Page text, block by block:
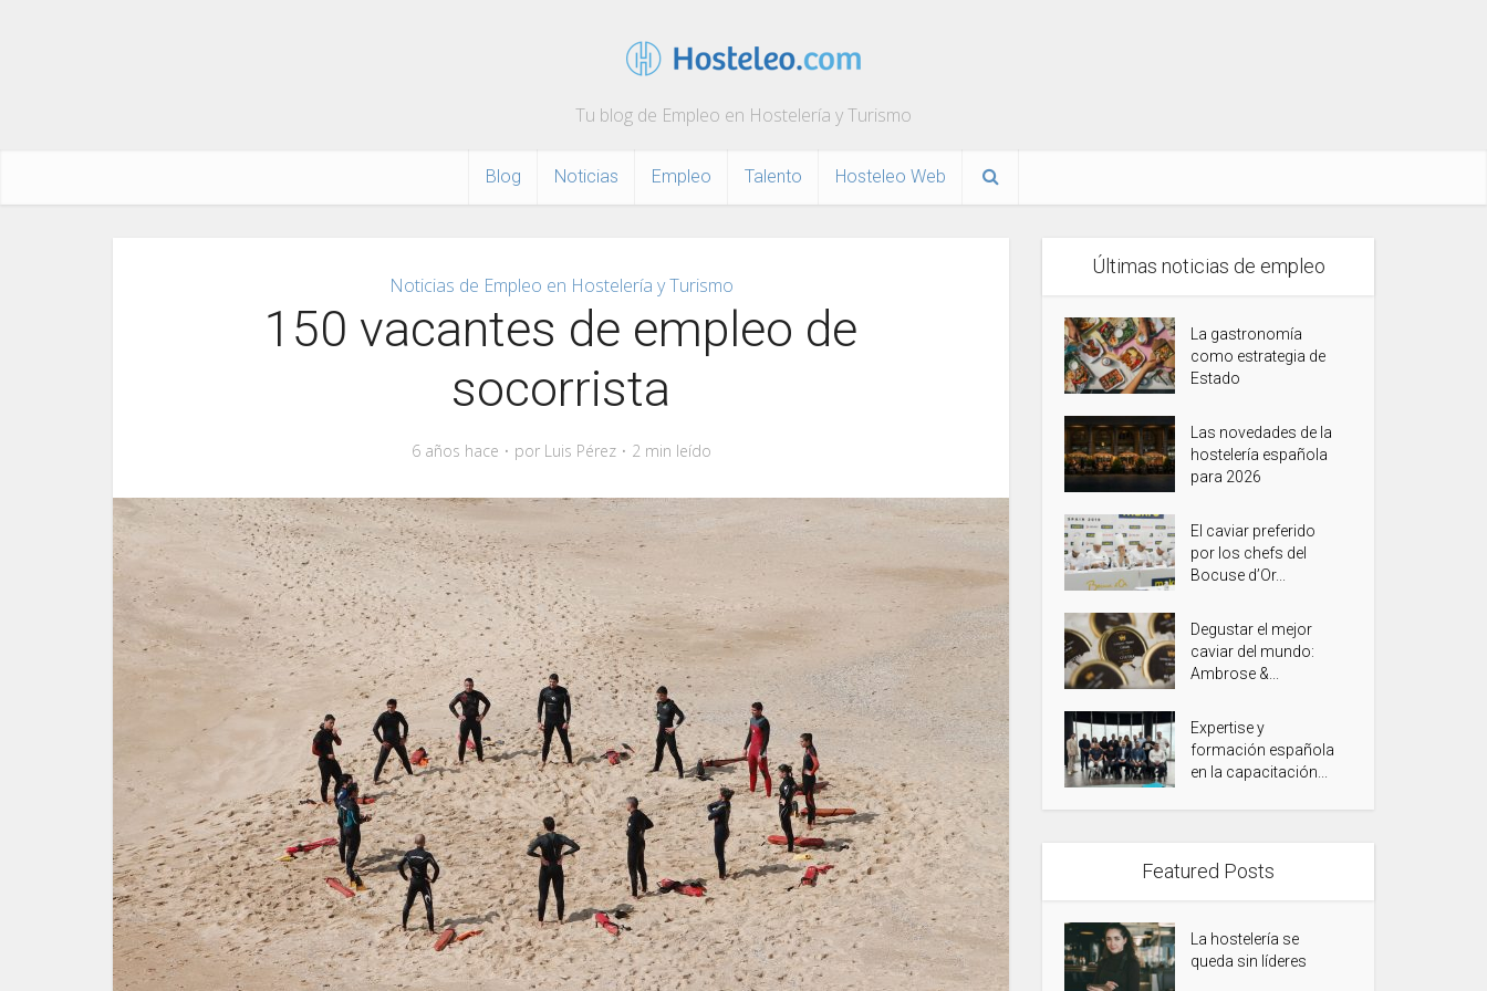
Tu blog de Empleo en Hostelería y Turismo
Blog Noticias Empleo Talento Hosteleo Web
Noticias de Empleo en Hostelería y Turismo
150 vacantes de empleo de
socorrista
6 años hace por Luis Pérez 2 min leído
Últimas noticias de empleo
La gastronomía
como estrategia de
Estado
Las novedades de la
hostelería española
para 2026
El caviar preferido
por los chefs del
Bocuse d’Or...
Degustar el mejor
caviar del mundo:
Ambrose &...
Expertise y
formación española
en la capacitación...
Featured Posts
La hostelería se
queda sin líderes